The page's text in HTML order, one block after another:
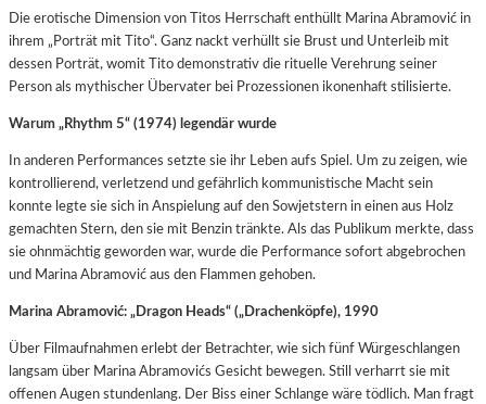
Die erotische Dimension von Titos Herrschaft enthüllt Marina Abramović in
ihrem „Porträt mit Tito“. Ganz nackt verhüllt sie Brust und Unterleib mit
dessen Porträt, womit Tito demonstrativ die rituelle Verehrung seiner
Person als mythischer Übervater bei Prozessionen ikonenhaft stilisierte.
Warum „Rhythm 5“ (1974) legendär wurde
In anderen Performances setzte sie ihr Leben aufs Spiel. Um zu zeigen, wie
kontrollierend, verletzend und gefährlich kommunistische Macht sein
konnte legte sie sich in Anspielung auf den Sowjetstern in einen aus Holz
gemachten Stern, den sie mit Benzin tränkte. Als das Publikum merkte, dass
sie ohnmächtig geworden war, wurde die Performance sofort abgebrochen
und Marina Abramović aus den Flammen gehoben.
Marina Abramović: „Dragon Heads“ („Drachenköpfe), 1990
Über Filmaufnahmen erlebt der Betrachter, wie sich fünf Würgeschlangen
langsam über Marina Abramovićs Gesicht bewegen. Still verharrt sie mit
offenen Augen stundenlang. Der Biss einer Schlange wäre tödlich. Man fragt